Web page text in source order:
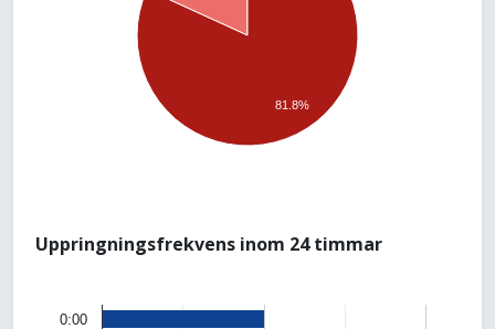
81.8%
Uppringningsfrekvens inom 24 timmar
0:00